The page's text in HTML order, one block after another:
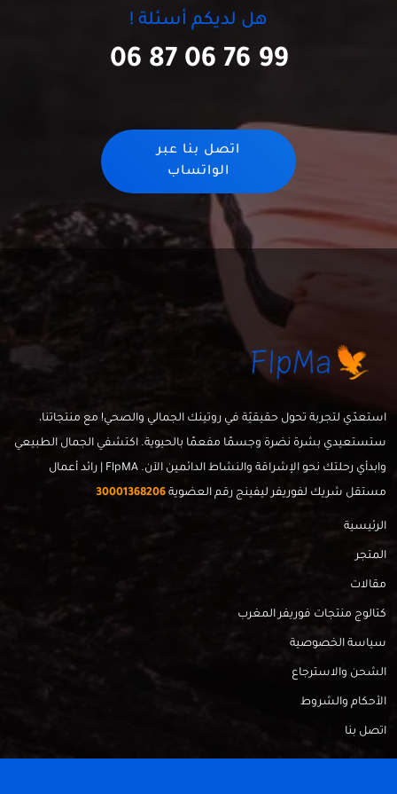
هل لديكم أسئلة !
06 87 06 76 99
اتصل بنا عبر
الواتساب
استعدّي لتجربة تحول حقيقيّة في روتينك الجمالي والصحي! مع منتجاتنا،
ستستعيدي بشرة نضرة وجسمًا مفعمًا بالحيوية. اكتشفي الجمال الطبيعي
وابدأي رحلتك نحو الإشراقة والنشاط الدائمين الآن. FlpMA | رائد أعمال
مستقل شريك لفوريفر ليفينج رقم العضوية 30001368206
الرئيسية
المتجر
مقالات
كتالوج منتجات فوريفر المغرب
سياسة الخصوصية
الشحن والاسترجاع
الأحكام والشروط
اتصل بنا